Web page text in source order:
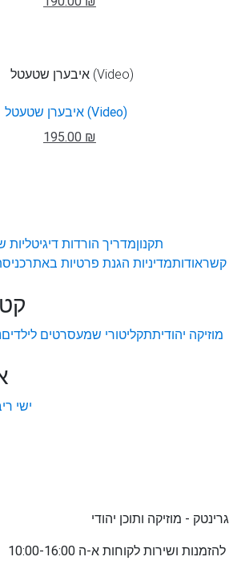
איבערן שטעטל (Video)
195.00 ₪
תקנוןמדריך הורדות דיגיטליות
קשראודותמדיניות הגנת פרטיות באתר
מוזיקה יהודיתתקליטורי שמעסרטים לילדים
ישי
גרינטק - מוזיקה ותוכן יהודי
להזמנות ו